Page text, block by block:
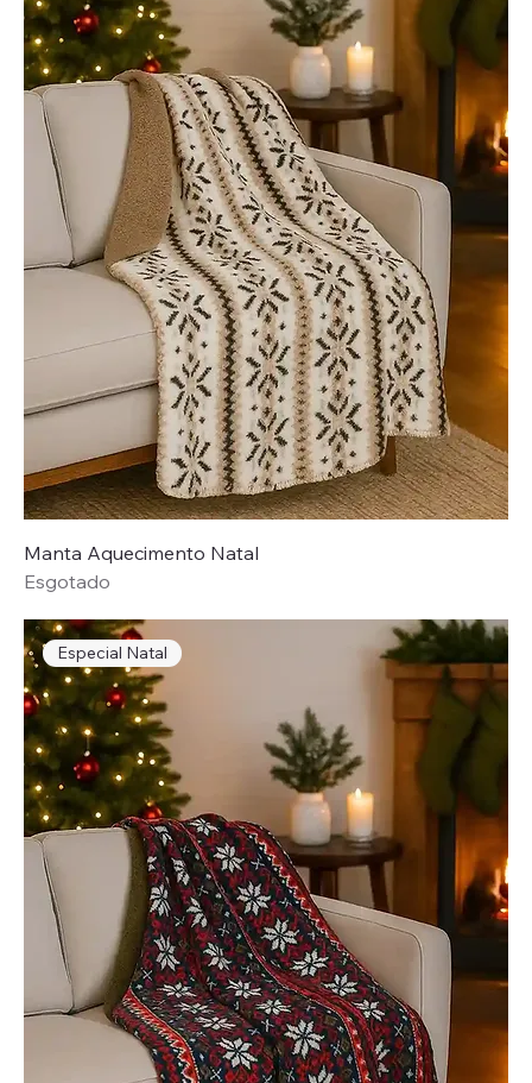
Manta Aquecimento Natal
Esgotado
Especial Natal